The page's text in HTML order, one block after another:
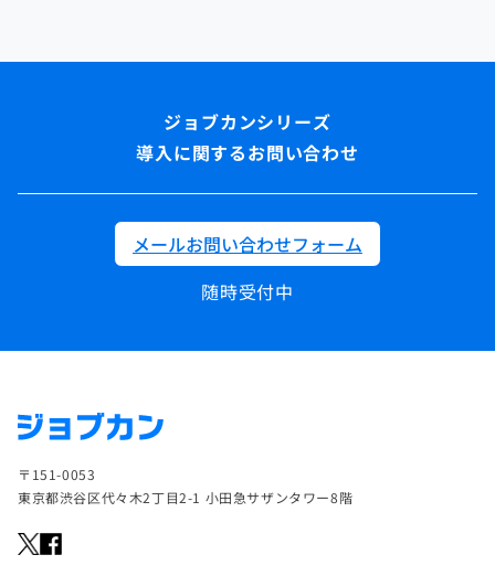
導入に関するお問い合わせ
メールお問い合わせフォーム
随時受付中
〒151-0053
東京都渋谷区代々木2丁目2-1 小田急サザンタワー8階